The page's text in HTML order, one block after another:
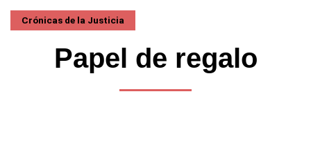
Crónicas de la Justicia
Papel de regalo